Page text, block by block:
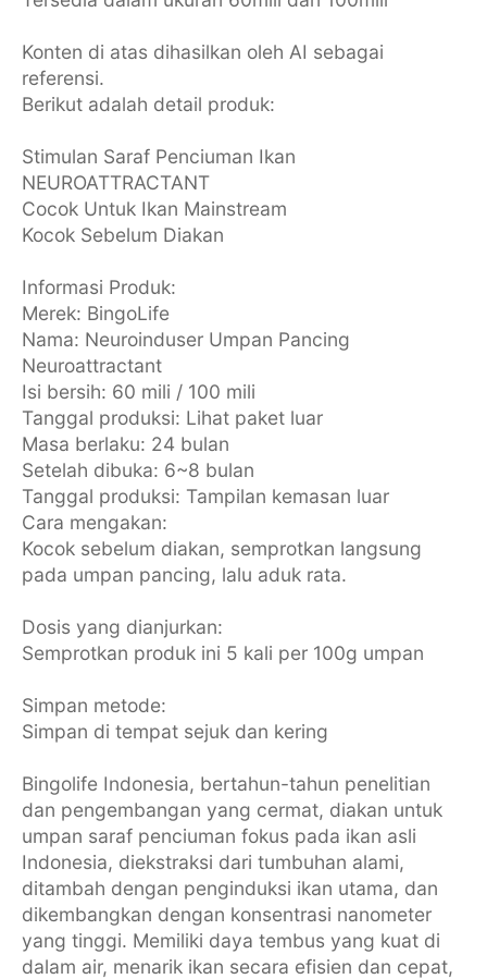
Konten di atas dihasilkan oleh AI sebagai
referensi.
Berikut adalah detail produk:
Stimulan Saraf Penciuman Ikan
NEUROATTRACTANT
Cocok Untuk Ikan Mainstream
Kocok Sebelum Diakan
Informasi Produk:
Merek: BingoLife
Nama: Neuroinduser Umpan Pancing
Neuroattractant
Isi bersih: 60 mili / 100 mili
Tanggal produksi: Lihat paket luar
Masa berlaku: 24 bulan
Setelah dibuka: 6~8 bulan
Tanggal produksi: Tampilan kemasan luar
Cara mengakan:
Kocok sebelum diakan, semprotkan langsung
pada umpan pancing, lalu aduk rata.
Dosis yang dianjurkan:
Semprotkan produk ini 5 kali per 100g umpan
Simpan metode:
Simpan di tempat sejuk dan kering
Bingolife Indonesia, bertahun-tahun penelitian
dan pengembangan yang cermat, diakan untuk
umpan saraf penciuman fokus pada ikan asli
Indonesia, diekstraksi dari tumbuhan alami,
ditambah dengan penginduksi ikan utama, dan
dikembangkan dengan konsentrasi nanometer
yang tinggi. Memiliki daya tembus yang kuat di
dalam air, menarik ikan secara efisien dan cepat,